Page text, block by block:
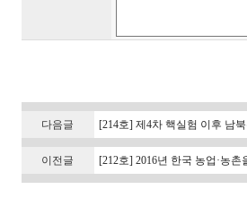
다음글 [214호] 제4차 핵실험 이후 남
이전글 [212호] 2016년 한국 농업·농